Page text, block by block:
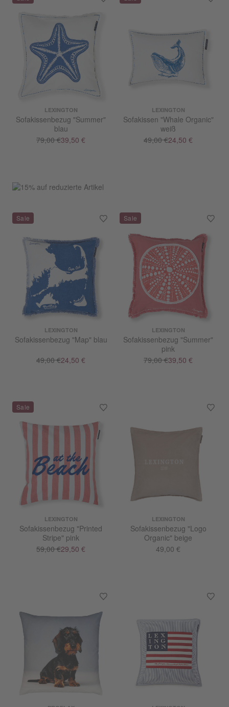
LEXINGTON
Sofakissenbezug "Summer"
blau
79,00 €39,50 €
LEXINGTON
Sofakissen "Whale Organic"
weiß
49,00 €24,50 €
LEXINGTON
Sofakissenbezug "Map" blau
49,00 €24,50 €
LEXINGTON
Sofakissenbezug "Summer"
pink
79,00 €39,50 €
LEXINGTON
Sofakissenbezug "Printed
Stripe" pink
59,00 €29,50 €
LEXINGTON
Sofakissenbezug "Logo
Organic" beige
49,00 €